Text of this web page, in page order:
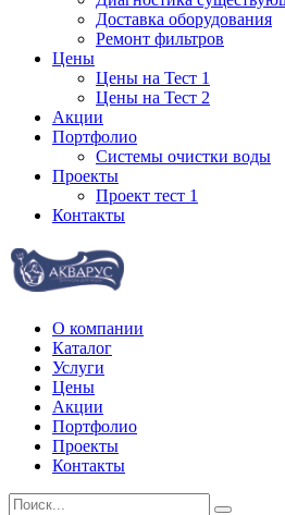
Доставка оборудования
Ремонт фильтров
Цены
Цены на Тест 1
Цены на Тест 2
Акции
Портфолио
Системы очистки воды
Проекты
Проект тест 1
Контакты
О компании
Каталог
Услуги
Цены
Акции
Портфолио
Проекты
Контакты